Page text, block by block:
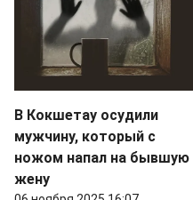
В Кокшетау осудили
мужчину, который с
ножом напал на бывшую
жену